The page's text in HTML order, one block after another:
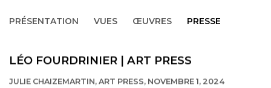
PRÉSENTATION VUES ŒUVRES PRESSE
LÉO FOURDRINIER | ART PRESS
JULIE CHAIZEMARTIN, ART PRESS, NOVEMBRE 1, 2024